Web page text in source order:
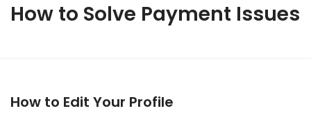
How to Solve Payment Issues
How to Edit Your Profile